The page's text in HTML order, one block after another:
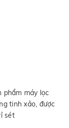
phẩm máy lọc
tinh xảo, được
sét